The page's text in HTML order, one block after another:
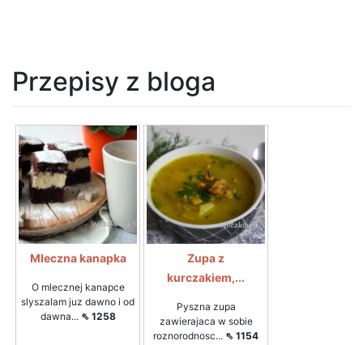
Przepisy z bloga
Mleczna kanapka
O mlecznej kanapce
slyszalam juz dawno i od
dawna... ⇖ 1258
Zupa z
kurczakiem,...
Pyszna zupa
zawierajaca w sobie
roznorodnosc... ⇖ 1154